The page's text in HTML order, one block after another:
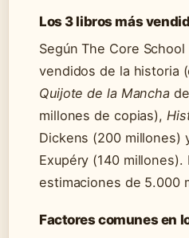
Los 3 libros más
Según The Core
vendidos de la historia
Quijote de la Mancha
millones de copias),
Dickens (200 millones)
Exupéry (140
estimaciones de 5.000
Factores comunes en